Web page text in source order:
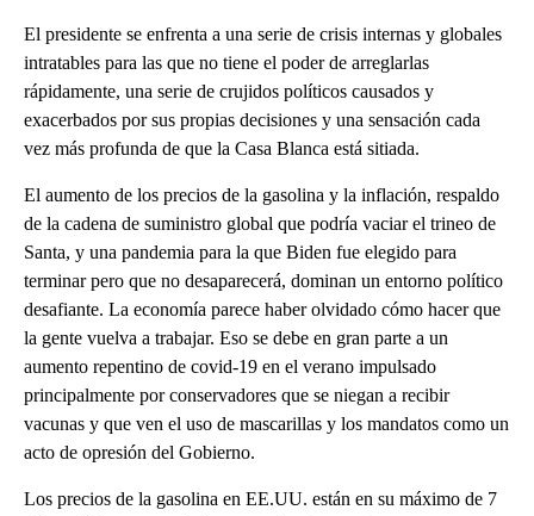
El presidente se enfrenta a una serie de crisis internas y globales
intratables para las que no tiene el poder de arreglarlas
rápidamente, una serie de crujidos políticos causados y
exacerbados por sus propias decisiones y una sensación cada
vez más profunda de que la Casa Blanca está sitiada.
El aumento de los precios de la gasolina y la inflación, respaldo
de la cadena de suministro global que podría vaciar el trineo de
Santa, y una pandemia para la que Biden fue elegido para
terminar pero que no desaparecerá, dominan un entorno político
desafiante. La economía parece haber olvidado cómo hacer que
la gente vuelva a trabajar. Eso se debe en gran parte a un
aumento repentino de covid-19 en el verano impulsado
principalmente por conservadores que se niegan a recibir
vacunas y que ven el uso de mascarillas y los mandatos como un
acto de opresión del Gobierno.
Los precios de la gasolina en EE.UU. están en su máximo de 7